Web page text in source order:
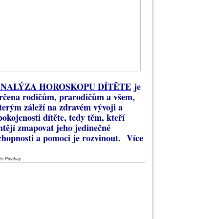
HOROSKOPU DÍTĚTE je
rodičům, prarodičům a všem,
záleží na zdravém vývoji a
dítěte, tedy těm, kteří
zmapovat jeho jedinečné
a pomoci je rozvinout. Více
Pixabay